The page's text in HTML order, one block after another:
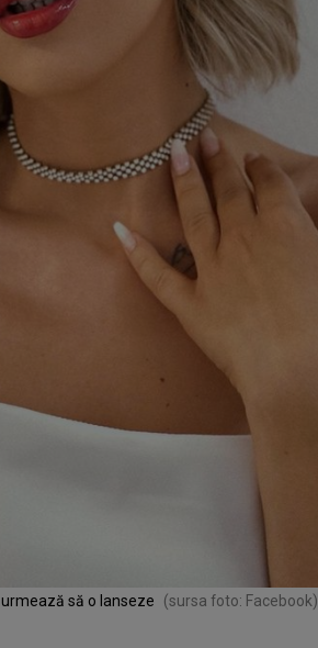
să o lanseze (sursa foto: Facebook)